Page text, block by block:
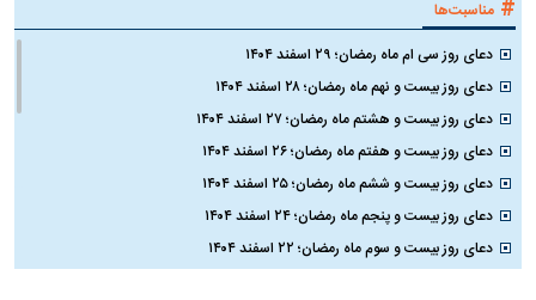
# مناسبت‌ها
دعای روز سی ام ماه رمضان؛ ۲۹ اسفند ۱۴۰۴
دعای روز بیست و نهم ماه رمضان؛ ۲۸ اسفند ۱۴۰۴
دعای روز بیست و هشتم ماه رمضان؛ ۲۷ اسفند ۱۴۰۴
دعای روز بیست و هفتم ماه رمضان؛ ۲۶ اسفند ۱۴۰۴
دعای روز بیست و ششم ماه رمضان؛ ۲۵ اسفند ۱۴۰۴
دعای روز بیست و پنجم ماه رمضان؛ ۲۴ اسفند ۱۴۰۴
دعای روز بیست و سوم ماه رمضان؛ ۲۲ اسفند ۱۴۰۴